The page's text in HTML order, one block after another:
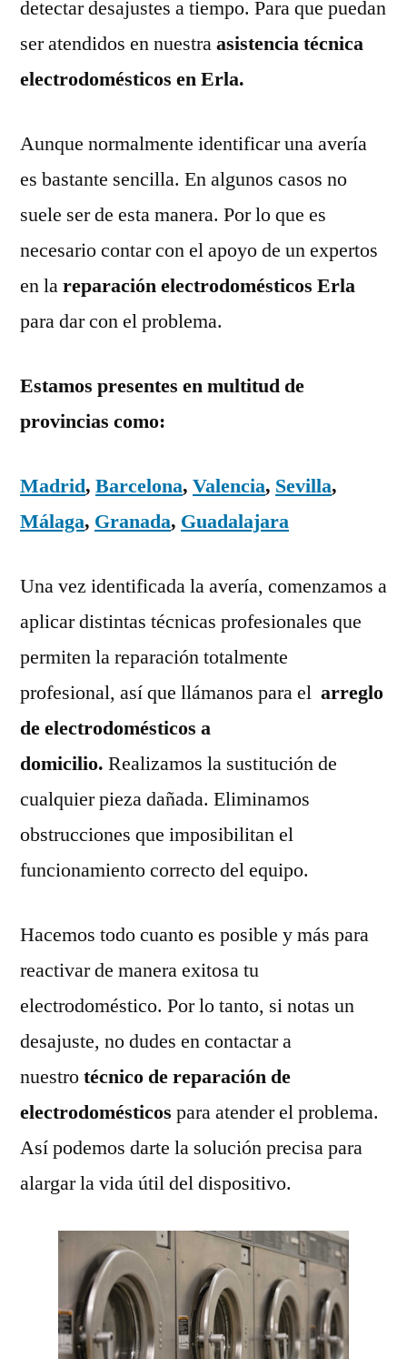
detectar desajustes a tiempo. Para que puedan
ser atendidos en nuestraasistencia técnica
electrodomésticos en Erla.
Aunque normalmente identificar una avería
es bastante sencilla. En algunos casos no
suele ser de esta manera. Por lo que es
necesario contar con el apoyo de un expertos
en lareparación electrodomésticos Erla
para dar con el problema.
Estamos presentes en multitud de
provincias como:
Madrid, Barcelona, Valencia, Sevilla,
Málaga, Granada, Guadalajara
Una vez identificada la avería, comenzamos a
aplicar distintas técnicas profesionales que
permiten la reparación totalmente
profesional, así que llámanos para el arreglo
de electrodomésticos a
domicilio. Realizamos la sustitución de
cualquier pieza dañada. Eliminamos
obstrucciones que imposibilitan el
funcionamiento correcto del equipo.
Hacemos todo cuanto es posible y más para
reactivar de manera exitosa tu
electrodoméstico. Por lo tanto, si notas un
desajuste, no dudes en contactar a
nuestrotécnico de reparación de
electrodomésticos para atender el problema.
Así podemos darte la solución precisa para
alargar la vida útil del dispositivo.